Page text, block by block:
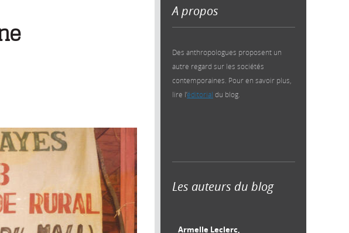
A propos
Des anthropologues proposent un
autre regard sur les sociétés
contemporaines. Pour en savoir plus,
lire l’éditorial du blog.
Les auteurs du blog
Armelle Leclerc,